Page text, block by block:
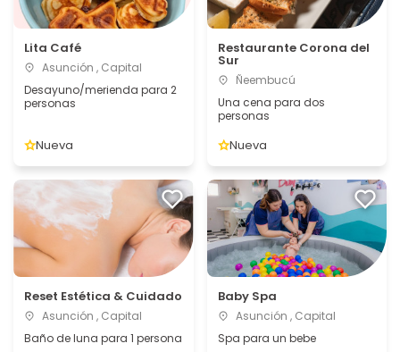
Lita Café
Asunción , Capital
Desayuno/merienda para 2
personas
Nueva
Restaurante Corona del
Sur
Ñeembucú
Una cena para dos
personas
Nueva
Reset Estética & Cuidado
Asunción , Capital
Baño de luna para 1 persona
Baby Spa
Asunción , Capital
Spa para un bebe